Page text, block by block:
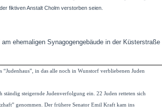
fiktiven Anstalt Cholm verstorben seien.
ehemaligen Synagogengebäude in der Küsterstraße
in das alle noch in Wunstorf verbliebenen Juden
steigernde Judenverfolgung ein. 22 Juden retteten sich
genommen. Der frühere Senator Emil Kraft kam ins